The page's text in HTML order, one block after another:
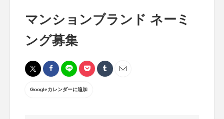
マンションブランド ネーミ
ング募集
Googleカレンダーに追加